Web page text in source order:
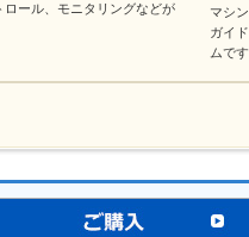
ール、モニタリングなどが
マシ
ガイ
ムです